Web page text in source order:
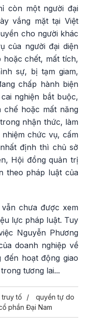
còn một người đại
vắng mặt tại Việt
cho người khác
của người đại diện
hoặc chết, mất tích,
sự, bị tạm giam,
chấp hành biện
nghiện bắt buộc,
hoặc mất năng
nhận thức, làm
chức vụ, cấm
định thì chủ sở
Hội đồng quản trị
theo pháp luật của
chưa được xem
lực pháp luật. Tuy
Nguyễn Phương
doanh nghiệp về
hoạt động giao
tương lai...
truy tố
quyền tự do
phần Đại Nam